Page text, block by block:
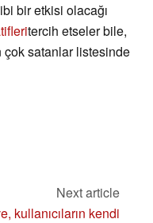
bir etkisi olacağı
tercih etseler bile,
çok satanlar listesinde
Next article
kullanıcıların kendi